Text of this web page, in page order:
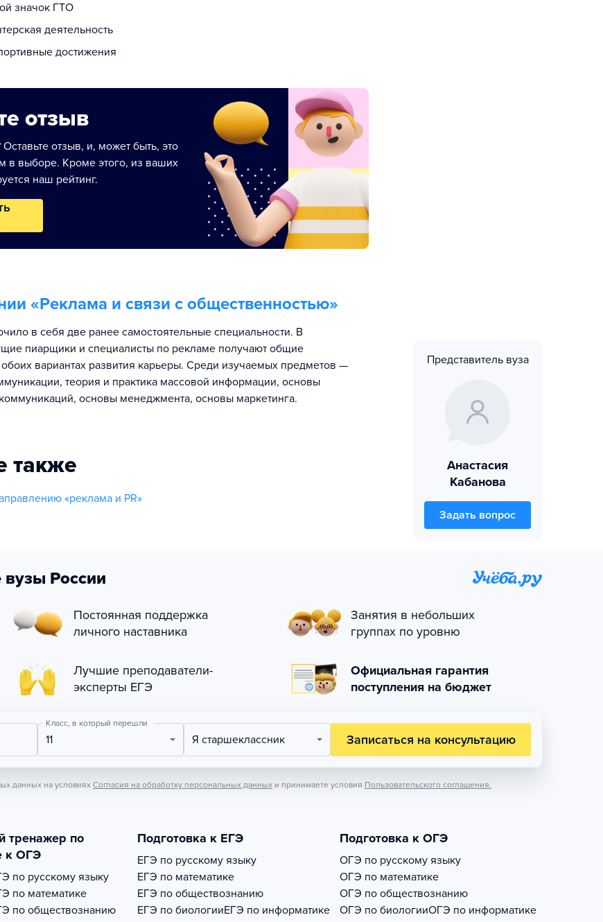
значок ГТО
деятельность
достижения
отзыв
отзыв, и, может быть, это
в выборе. Кроме этого, из ваших
наш рейтинг.
«Реклама и связи с общественностью»
в себя две ранее самостоятельные специальности. В
пиарщики и специалисты по рекламе получают общие
вариантах развития карьеры. Среди изучаемых предметов —
теория и практика массовой информации, основы
основы менеджмента, основы маркетинга.
также
«реклама и PR»
Представитель вуза
Анастасия
Кабанова
Задать вопрос
России
Постоянная поддержка
личного наставника
Занятия в небольших
группах по уровню
Лучшие преподаватели-
эксперты ЕГЭ
Официальная гарантия
поступления на бюджет
Класс, в который перешли
11 Я старшеклассник Записаться на консультацию
данных на условиях Согласия на обработку персональных данных и принимаете условия Пользовательского соглашения.
тренажер по
к ОГЭ
по русскому языку
по математике
по обществознанию
Подготовка к ЕГЭ
ЕГЭ по русскому языку
ЕГЭ по математике
ЕГЭ по обществознанию
ЕГЭ по биологииЕГЭ по информатике
Подготовка к ОГЭ
ОГЭ по русскому языку
ОГЭ по математике
ОГЭ по обществознанию
ОГЭ по биологииОГЭ по информатике